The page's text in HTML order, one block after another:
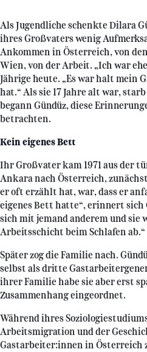
Als Jugendliche schenkte Dilara
ihres Großvaters wenig
Ankommen in Österreich, von
Wien, von der Arbeit. „Ich war
Jährige heute. „Es war halt mein
hat.“ Als sie 17 Jahre alt war,
begann Gündüz, diese
betrachten.
Kein eigenes Bett
Ihr Großvater kam 1971 aus der
Ankara nach Österreich,
er oft erzählt hat, war, dass er
eigenes Bett hatte“, erinnert sich
sich mit jemand anderem und sie
Arbeitsschicht beim Schlafen ab.“
Später zog die Familie nach.
selbst als dritte
ihrer Familie habe sie aber erst
Zusammenhang eingeordnet.
Während ihres
Arbeitsmigration und der
Gastarbeiter:innen in Österreich